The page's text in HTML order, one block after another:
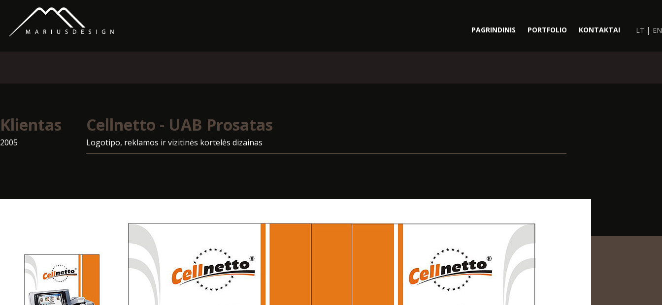
PAGRINDINIS PORTFOLIO KONTAKTAI LT | EN
Klientas
2005
Cellnetto - UAB Prosatas
Logotipo, reklamos ir vizitinės kortelės dizainas